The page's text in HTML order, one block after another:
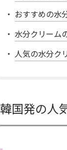
おすすめの水
水分クリーム
人気の水分ク
韓国発の人